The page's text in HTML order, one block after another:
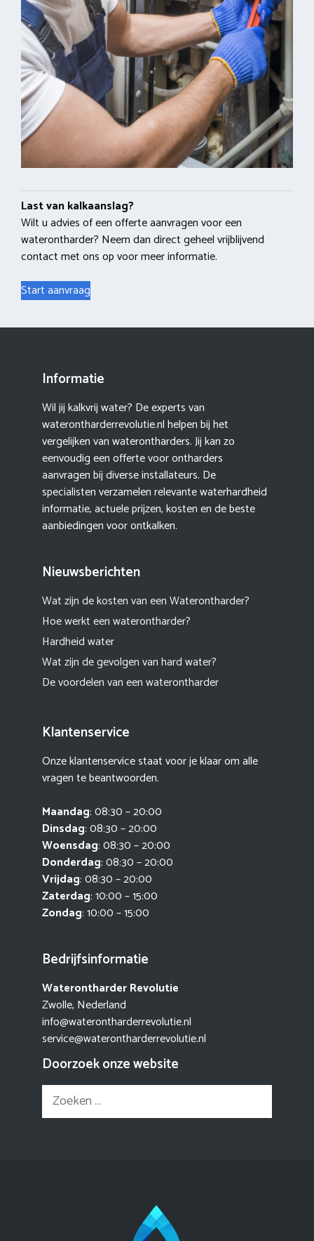
Last van kalkaanslag?
Wilt u advies of een offerte aanvragen voor een
waterontharder? Neem dan direct geheel vrijblijvend
contact met ons op voor meer informatie.
Start aanvraag
Informatie
Wil jij kalkvrij water? De experts van
waterontharderrevolutie.nl helpen bij het
vergelijken van waterontharders. Jij kan zo
eenvoudig een offerte voor ontharders
aanvragen bij diverse installateurs. De
specialisten verzamelen relevante waterhardheid
informatie, actuele prijzen, kosten en de beste
aanbiedingen voor ontkalken.
Nieuwsberichten
Wat zijn de kosten van een Waterontharder?
Hoe werkt een waterontharder?
Hardheid water
Wat zijn de gevolgen van hard water?
De voordelen van een waterontharder
Klantenservice
Onze klantenservice staat voor je klaar om alle
vragen te beantwoorden.
Maandag: 08:30 – 20:00
Dinsdag: 08:30 – 20:00
Woensdag: 08:30 – 20:00
Donderdag: 08:30 – 20:00
Vrijdag: 08:30 – 20:00
Zaterdag: 10:00 – 15:00
Zondag: 10:00 – 15:00
Bedrijfsinformatie
Waterontharder Revolutie
Zwolle, Nederland
info@waterontharderrevolutie.nl
service@waterontharderrevolutie.nl
Doorzoek onze website
Zoek
naar: